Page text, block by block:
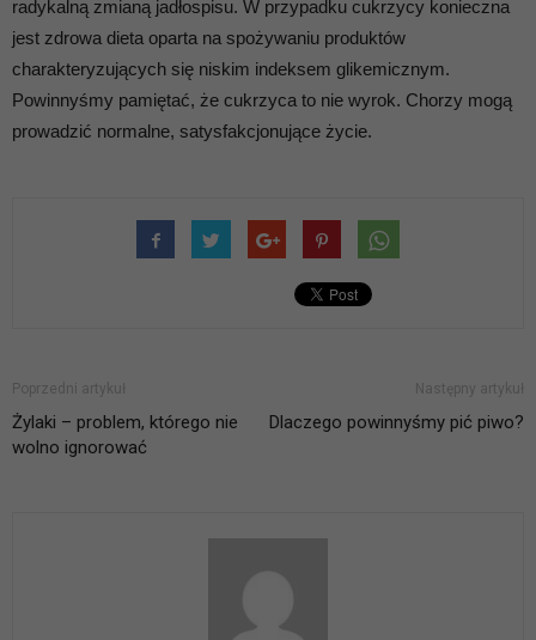
radykalną zmianą jadłospisu. W przypadku cukrzycy konieczna
jest zdrowa dieta oparta na spożywaniu produktów
charakteryzujących się niskim indeksem glikemicznym.
Powinnyśmy pamiętać, że cukrzyca to nie wyrok. Chorzy mogą
prowadzić normalne, satysfakcjonujące życie.
Poprzedni artykuł
Żylaki – problem, którego nie
wolno ignorować
Następny artykuł
Dlaczego powinnyśmy pić piwo?